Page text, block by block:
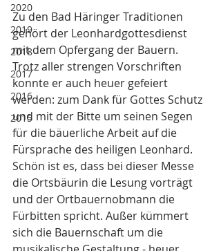
2020
2019
2018
2017
2016
2015
Zu den Bad Häringer Traditionen
gehört der Leonhardgottesdienst
mit dem Opfergang der Bauern.
Trotz aller strengen Vorschriften
konnte er auch heuer gefeiert
werden: zum Dank für Gottes Schutz
und mit der Bitte um seinen Segen
für die bäuerliche Arbeit auf die
Fürsprache des heiligen Leonhard.
Schön ist es, dass bei dieser Messe
die Ortsbäurin die Lesung vorträgt
und der Ortbauernobmann die
Fürbitten spricht. Außer kümmert
sich die Bauernschaft um die